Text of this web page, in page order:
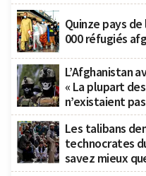
Quinze pays de
000 réfugiés
L’Afghanistan
« La plupart
n’existaient
Les talibans
technocrates
savez mieux